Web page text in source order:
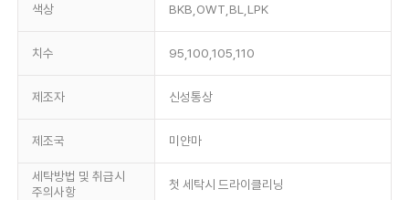
색상 BKB,OWT,BL,LPK
치수 95,100,105,110
제조자 신성통상
제조국 미얀마
세탁방법 및 취급시
주의사항
첫 세탁시 드라이클리닝